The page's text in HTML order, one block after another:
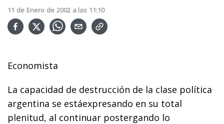
11 de Enero de 2002 a las 11:10
Economista
La capacidad de destrucción de la clase política
argentina se estáexpresando en su total
plenitud, al continuar postergando lo